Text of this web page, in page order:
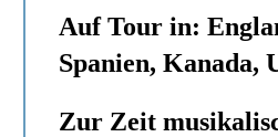
Auf Tour in:
Spanien, Kanada,
Zur Zeit